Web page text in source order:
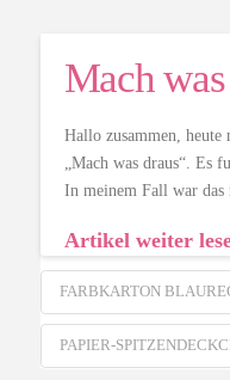
Mach
Hallo zusammen, heute
„Mach was draus“. Es
In meinem Fall war das
Artikel weiter
FARBKARTON
PAPIER-